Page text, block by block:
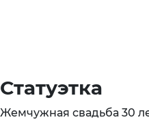
Статуэтка
Жемчужная свадьба 30